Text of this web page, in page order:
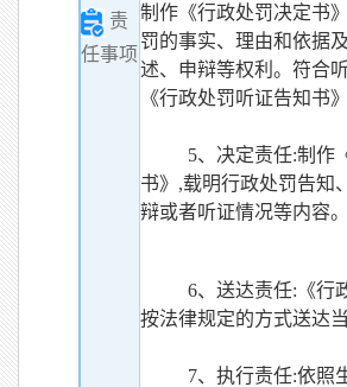
责
任事项
制作《行政处罚决定书
罚的事实、理由和依据
述、申辩等权利。符合
《行政处罚听证告知书》
5、决定责任:制作
书》,载明行政处罚告知
辩或者听证情
6、送达责任:《行
按法律规定的方式送达当
7、执行责任:依照